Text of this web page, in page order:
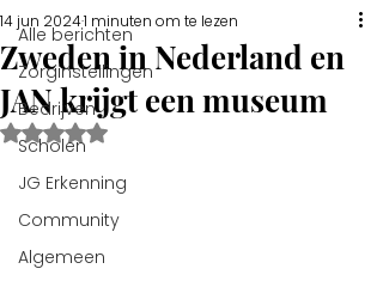
Alle berichten
Zorginstellingen
Bedrijven
Scholen
JG Erkenning
Community
Algemeen
Zweden in Nederland en
JAN krijgt een museum
14 jun 20241 minuten om te lezen
Beoordeeld met NaN uit 5 sterren.